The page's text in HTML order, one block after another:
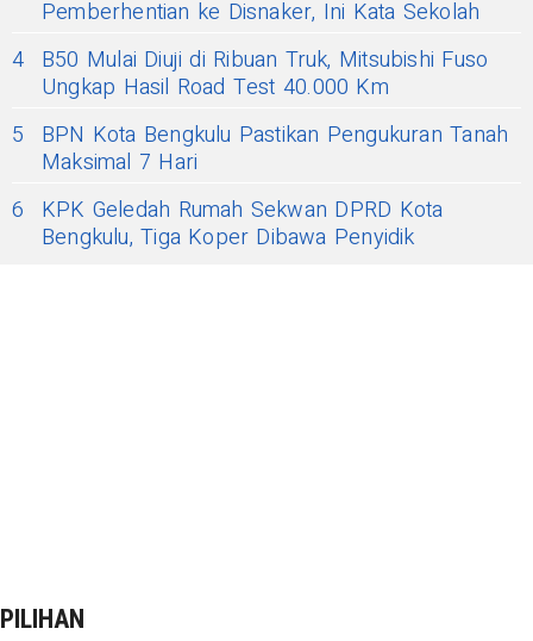
Pemberhentian ke Disnaker, Ini Kata Sekolah
4 B50 Mulai Diuji di Ribuan Truk, Mitsubishi Fuso
Ungkap Hasil Road Test 40.000 Km
5
BPN Kota Bengkulu Pastikan Pengukuran Tanah
Maksimal 7 Hari
6
KPK Geledah Rumah Sekwan DPRD Kota
Bengkulu, Tiga Koper Dibawa Penyidik
PILIHAN